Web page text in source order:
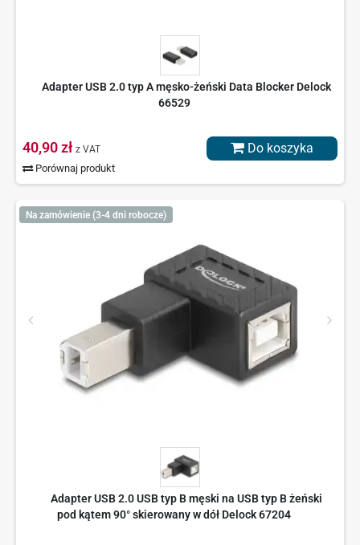
Adapter USB 2.0 typ A męsko-żeński Data Blocker Delock
66529
40,90 zł z VAT
Porównaj produkt
Do koszyka
Na zamówienie (3-4 dni robocze)
Adapter USB 2.0 USB typ B męski na USB typ B żeński
pod kątem 90° skierowany w dół Delock 67204